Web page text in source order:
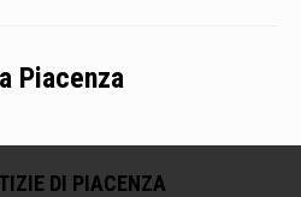
Piacenza
DI PIACENZA